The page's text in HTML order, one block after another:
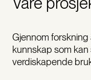
Gjennom forskning
kunnskap som
verdiskapende